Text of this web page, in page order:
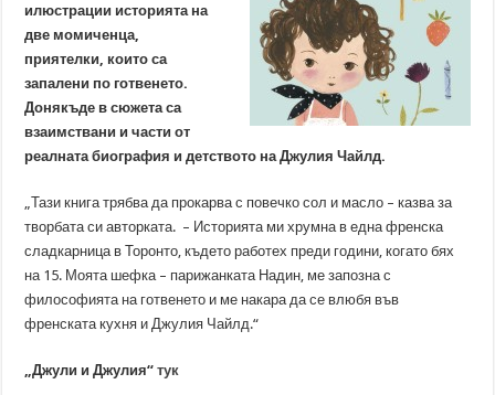
илюстрации историята на
две момиченца,
приятелки, които са
запалени по готвенето.
Донякъде в сюжета са
взаимствани и части от
реалната биография и детството на Джулия Чайлд.
„Тази книга трябва да прокарва с повечко сол и масло – казва за
творбата си авторката. – Историята ми хрумна в една френска
сладкарница в Торонто, където работех преди години, когато бях
на 15. Моята шефка – парижанката Надин, ме запозна с
философията на готвенето и ме накара да се влюбя във
френската кухня и Джулия Чайлд.“
„Джули и Джулия“тук